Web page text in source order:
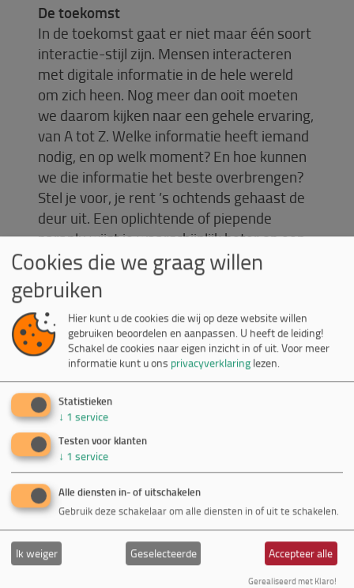
De toekomst
In de toekomst gaat er niet maar één soort
interactie-stijl zijn. Mensen interacteren
met digitale informatie in de hele wereld
om zich heen. Nog meer dan ooit moeten
we daarom kijken naar een gehele ervaring,
van A tot Z. Welke informatie heeft iemand
nodig, en op welk moment? En hoe kunnen
we die informatie het beste overbrengen?
Stel je voor, je rent ’s ochtends gehaast de
deur uit. Een oplichtende of piepende
paraplu wijst je waarschijnlijk beter op een
aankomende regenbui dan een berichtje op
je telefoon, die al in je zak zit.
Weg van het scherm!
Het aanbieden van contextuele informatie
door kalme interacties in je omgeving lijkt
de toekomst. Alle mogelijkheden voor
interacties zullen daarvoor worden ingezet.
Alleen door het combineren van al deze
technologieën tot één grote
gebruikerscyclus, kunnen we een echt
gebruiksvriendelijke (digitale) wereld
creëren. We kunnen dan onze aandacht
weer op de wereld richten in plaats van ons
af te zonderen met een scherm.
Cookies die we graag willen
gebruiken
Hier kunt u de cookies die wij op deze website willen
gebruiken beoordelen en aanpassen. U heeft de leiding!
Schakel de cookies naar eigen inzicht in of uit. Voor meer
informatie kunt u ons privacyverklaring lezen.
Statistieken
↓ 1 service
Testen voor klanten
↓ 1 service
Alle diensten in- of uitschakelen
Gebruik deze schakelaar om alle diensten in of uit te schakelen.
Ik weiger Geselecteerde Accepteer alle
Gerealiseerd met Klaro!